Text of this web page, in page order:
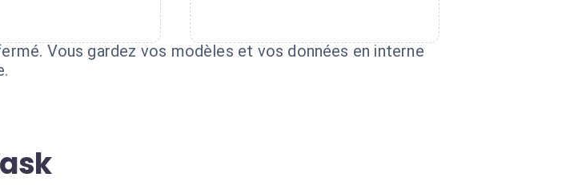
Vous gardez vos modèles et vos données en interne